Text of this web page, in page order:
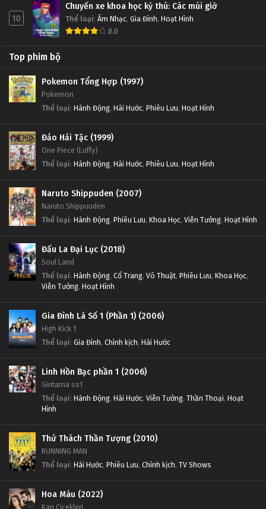
10
Chuyến xe khoa học kỳ thú: Các múi giờ
Thể loại: Âm Nhạc, Gia Đình, Hoạt Hình
8.0
Top phim bộ
Pokemon Tổng Hợp (1997)
Pokemon
Thể loại: Hành Động, Hài Hước, Phiêu Lưu, Hoạt Hình
Đảo Hải Tặc (1999)
One Piece (Luffy)
Thể loại: Hành Động, Hài Hước, Phiêu Lưu, Hoạt Hình
Naruto Shippuden (2007)
Naruto Shippuuden
Thể loại: Hành Động, Phiêu Lưu, Khoa Học, Viễn Tưởng, Hoạt Hình
Đấu La Đại Lục (2018)
Soul Land
Thể loại: Hành Động, Cổ Trang, Võ Thuật, Phiêu Lưu, Khoa Học,
Viễn Tưởng, Hoạt Hình
Gia Đình Là Số 1 (Phần 1) (2006)
High Kick 1
Thể loại: Gia Đình, Chính kịch, Hài Hước
Linh Hồn Bạc phần 1 (2006)
Gintama ss1
Thể loại: Hành Động, Hài Hước, Viễn Tưởng, Thần Thoại, Hoạt
Hình
Thử Thách Thần Tượng (2010)
RUNNING MAN
Thể loại: Hài Hước, Phiêu Lưu, Chính kịch, TV Shows
Hoa Máu (2022)
Kan Cicekleri